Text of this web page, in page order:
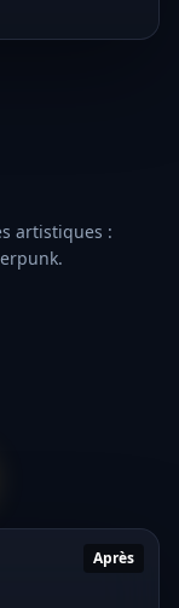
artistiques :
Après